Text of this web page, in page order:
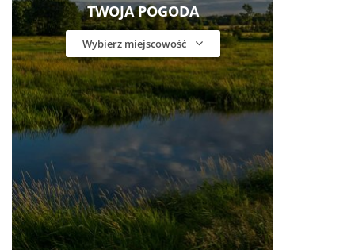
TWOJA POGODA
Wybierz miejscowość